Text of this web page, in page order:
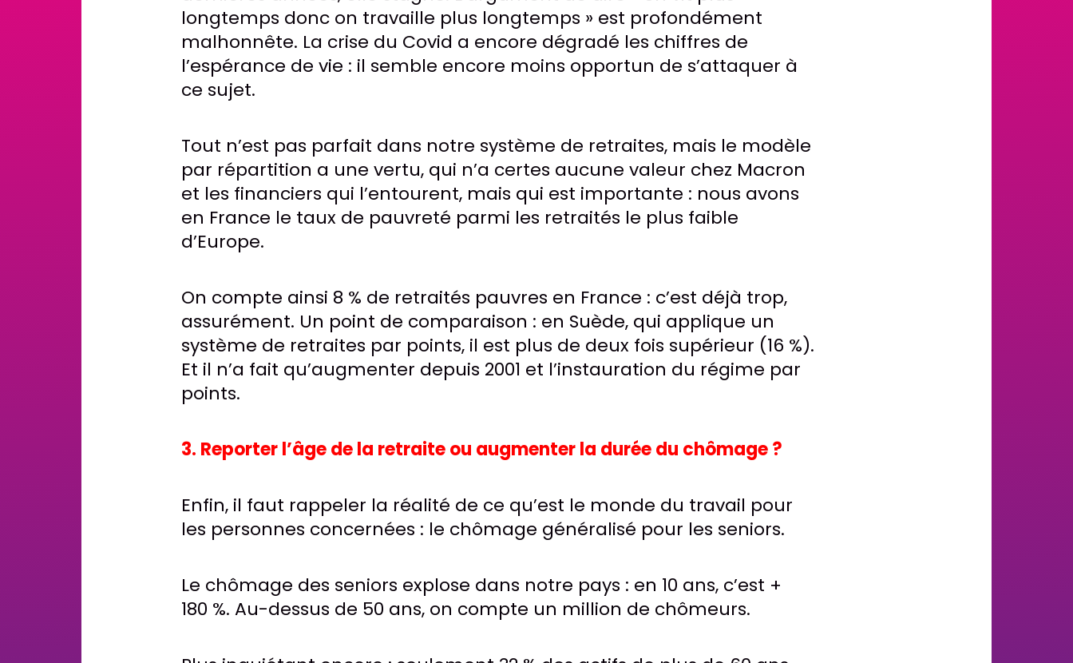
longtemps donc on travaille plus longtemps » est profondément
malhonnête. La crise du Covid a encore dégradé les chiffres de
l’espérance de vie : il semble encore moins opportun de s’attaquer à
ce sujet.
Tout n’est pas parfait dans notre système de retraites, mais le modèle
par répartition a une vertu, qui n’a certes aucune valeur chez Macron
et les financiers qui l’entourent, mais qui est importante : nous avons
en France le taux de pauvreté parmi les retraités le plus faible
d’Europe.
On compte ainsi 8 % de retraités pauvres en France : c’est déjà trop,
assurément. Un point de comparaison : en Suède, qui applique un
système de retraites par points, il est plus de deux fois supérieur (16 %).
Et il n’a fait qu’augmenter depuis 2001 et l’instauration du régime par
points.
3. Reporter l’âge de la retraite ou augmenter la durée du chômage ?
Enfin, il faut rappeler la réalité de ce qu’est le monde du travail pour
les personnes concernées : le chômage généralisé pour les seniors.
Le chômage des seniors explose dans notre pays : en 10 ans, c’est +
180 %. Au-dessus de 50 ans, on compte un million de chômeurs.